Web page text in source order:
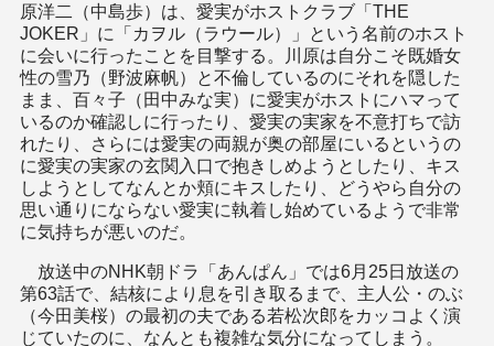
原洋二（中島歩）は、愛実がホストクラブ「THE
JOKER」に「カヲル（ラウール）」という名前のホスト
に会いに行ったことを目撃する。川原は自分こそ既婚女
性の雪乃（野波麻帆）と不倫しているのにそれを隠した
まま、百々子（田中みな実）に愛実がホストにハマって
いるのか確認しに行ったり、愛実の実家を不意打ちで訪
れたり、さらには愛実の両親が奥の部屋にいるというの
に愛実の実家の玄関入口で抱きしめようとしたり、キス
しようとしてなんとか頬にキスしたり、どうやら自分の
思い通りにならない愛実に執着し始めているようで非常
に気持ちが悪いのだ。
放送中のNHK朝ドラ「あんぱん」では6月25日放送の
第63話で、結核により息を引き取るまで、主人公・のぶ
（今田美桜）の最初の夫である若松次郎をカッコよく演
じていたのに、なんとも複雑な気分になってしまう。